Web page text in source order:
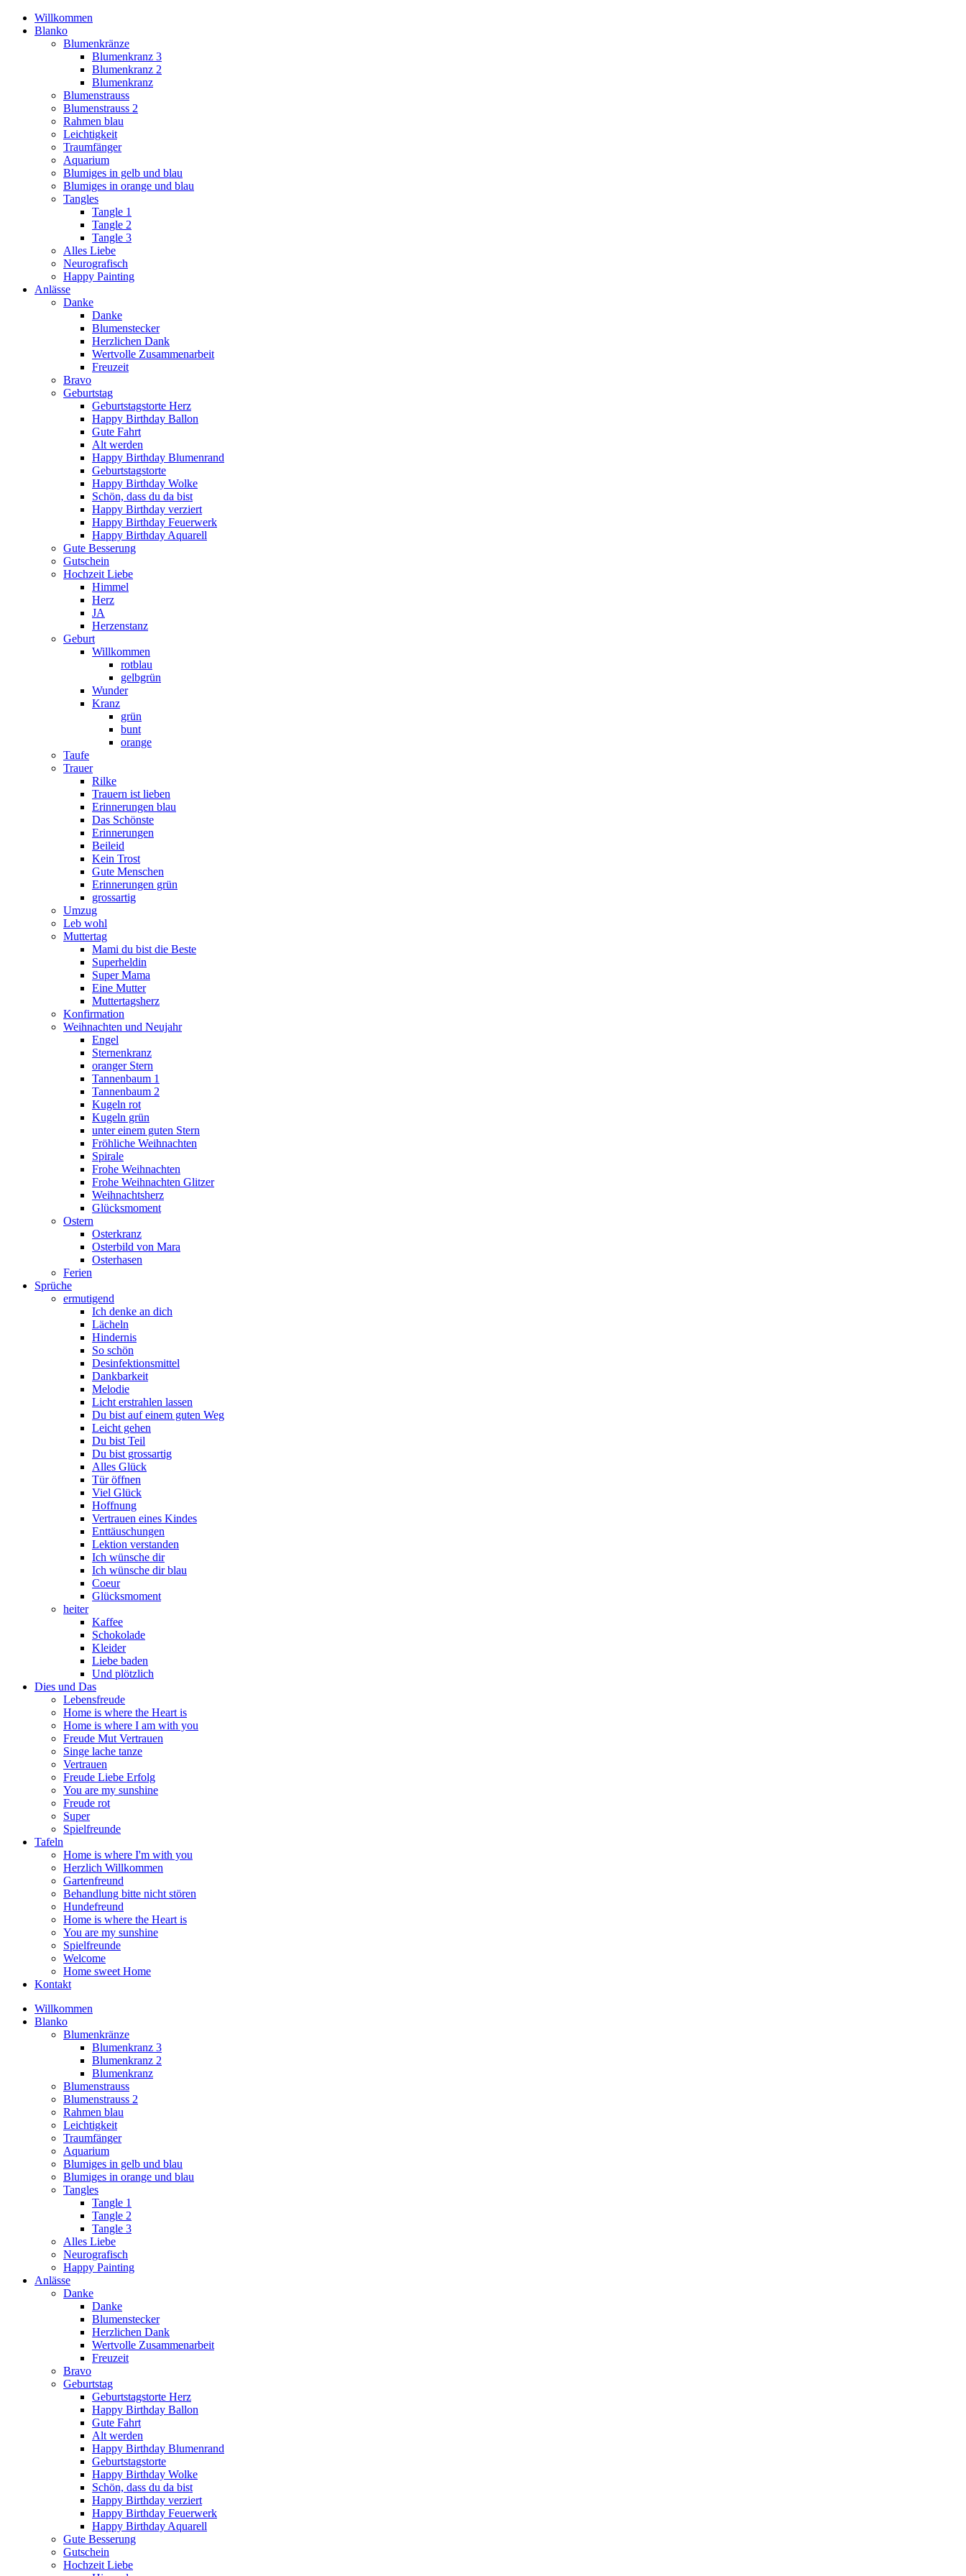
Willkommen
Blanko
Blumenkränze
Blumenkranz 3
Blumenkranz 2
Blumenkranz
Blumenstrauss
Blumenstrauss 2
Rahmen blau
Leichtigkeit
Traumfänger
Aquarium
Blumiges in gelb und blau
Blumiges in orange und blau
Tangles
Tangle 1
Tangle 2
Tangle 3
Alles Liebe
Neurografisch
Happy Painting
Anlässe
Danke
Danke
Blumenstecker
Herzlichen Dank
Wertvolle Zusammenarbeit
Freuzeit
Bravo
Geburtstag
Geburtstagstorte Herz
Happy Birthday Ballon
Gute Fahrt
Alt werden
Happy Birthday Blumenrand
Geburtstagstorte
Happy Birthday Wolke
Schön, dass du da bist
Happy Birthday verziert
Happy Birthday Feuerwerk
Happy Birthday Aquarell
Gute Besserung
Gutschein
Hochzeit Liebe
Himmel
Herz
JA
Herzenstanz
Geburt
Willkommen
rotblau
gelbgrün
Wunder
Kranz
grün
bunt
orange
Taufe
Trauer
Rilke
Trauern ist lieben
Erinnerungen blau
Das Schönste
Erinnerungen
Beileid
Kein Trost
Gute Menschen
Erinnerungen grün
grossartig
Umzug
Leb wohl
Muttertag
Mami du bist die Beste
Superheldin
Super Mama
Eine Mutter
Muttertagsherz
Konfirmation
Weihnachten und Neujahr
Engel
Sternenkranz
oranger Stern
Tannenbaum 1
Tannenbaum 2
Kugeln rot
Kugeln grün
unter einem guten Stern
Fröhliche Weihnachten
Spirale
Frohe Weihnachten
Frohe Weihnachten Glitzer
Weihnachtsherz
Glücksmoment
Ostern
Osterkranz
Osterbild von Mara
Osterhasen
Ferien
Sprüche
ermutigend
Ich denke an dich
Lächeln
Hindernis
So schön
Desinfektionsmittel
Dankbarkeit
Melodie
Licht erstrahlen lassen
Du bist auf einem guten Weg
Leicht gehen
Du bist Teil
Du bist grossartig
Alles Glück
Tür öffnen
Viel Glück
Hoffnung
Vertrauen eines Kindes
Enttäuschungen
Lektion verstanden
Ich wünsche dir
Ich wünsche dir blau
Coeur
Glücksmoment
heiter
Kaffee
Schokolade
Kleider
Liebe baden
Und plötzlich
Dies und Das
Lebensfreude
Home is where the Heart is
Home is where I am with you
Freude Mut Vertrauen
Singe lache tanze
Vertrauen
Freude Liebe Erfolg
You are my sunshine
Freude rot
Super
Spielfreunde
Tafeln
Home is where I'm with you
Herzlich Willkommen
Gartenfreund
Behandlung bitte nicht stören
Hundefreund
Home is where the Heart is
You are my sunshine
Spielfreunde
Welcome
Home sweet Home
Kontakt
Willkommen
Blanko
Blumenkränze
Blumenkranz 3
Blumenkranz 2
Blumenkranz
Blumenstrauss
Blumenstrauss 2
Rahmen blau
Leichtigkeit
Traumfänger
Aquarium
Blumiges in gelb und blau
Blumiges in orange und blau
Tangles
Tangle 1
Tangle 2
Tangle 3
Alles Liebe
Neurografisch
Happy Painting
Anlässe
Danke
Danke
Blumenstecker
Herzlichen Dank
Wertvolle Zusammenarbeit
Freuzeit
Bravo
Geburtstag
Geburtstagstorte Herz
Happy Birthday Ballon
Gute Fahrt
Alt werden
Happy Birthday Blumenrand
Geburtstagstorte
Happy Birthday Wolke
Schön, dass du da bist
Happy Birthday verziert
Happy Birthday Feuerwerk
Happy Birthday Aquarell
Gute Besserung
Gutschein
Hochzeit Liebe